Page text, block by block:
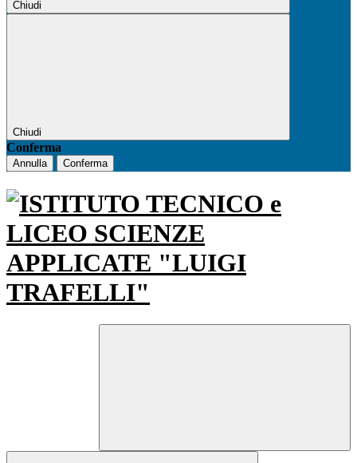
Chiudi
Chiudi
Conferma
Annulla Conferma